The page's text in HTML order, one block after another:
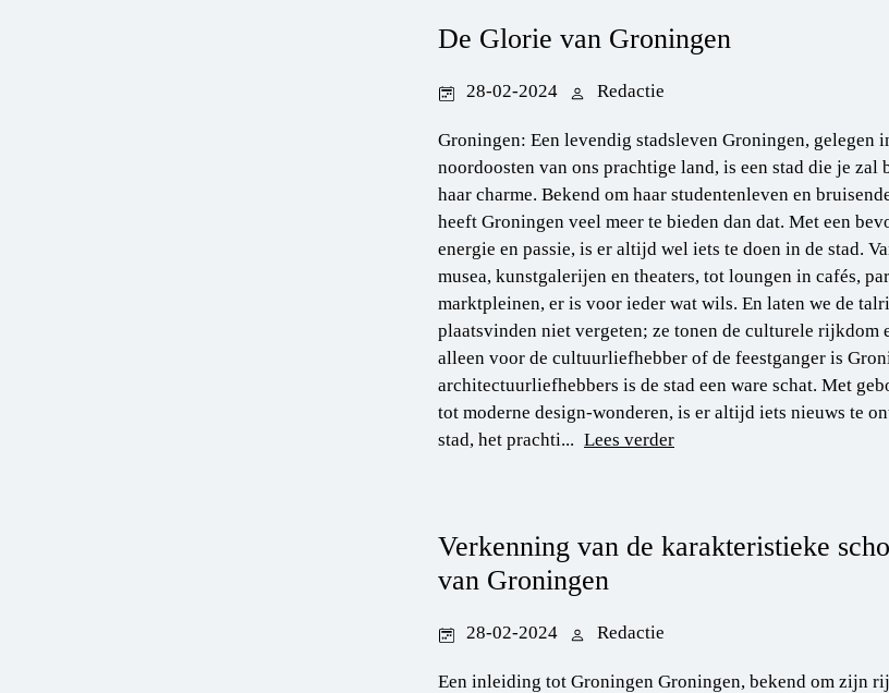
De Glorie van Groningen
28-02-2024 Redactie
Groningen: Een levendig stadsleven Groningen, gelegen
noordoosten van ons prachtige land, is een stad die je zal
haar charme. Bekend om haar studentenleven en
heeft Groningen veel meer te bieden dan dat. Met een
energie en passie, is er altijd wel iets te doen in de stad.
musea, kunstgalerijen en theaters, tot loungen in cafés,
marktpleinen, er is voor ieder wat wils. En laten we de
plaatsvinden niet vergeten; ze tonen de culturele
alleen voor de cultuurliefhebber of de feestganger is
architectuurliefhebbers is de stad een ware schat. Met
tot moderne design-wonderen, is er altijd iets nieuws te
stad, het prachti... Lees verder
Verkenning van de karakteristieke
van Groningen
28-02-2024 Redactie
Een inleiding tot Groningen Groningen, bekend om zijn